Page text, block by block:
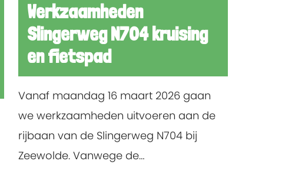
Werkzaamheden
Slingerweg N704 kruising
en fietspad
Vanaf maandag 16 maart 2026 gaan
we werkzaamheden uitvoeren aan de
rijbaan van de Slingerweg N704 bij
Zeewolde. Vanwege de